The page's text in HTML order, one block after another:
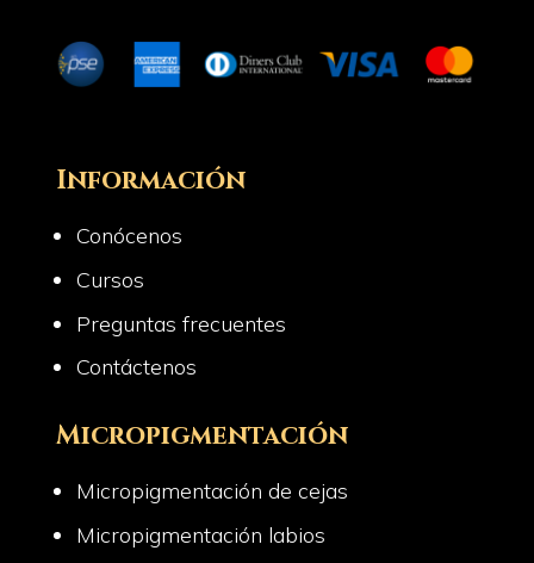
Información
Conócenos
Cursos
Preguntas frecuentes
Contáctenos
Micropigmentación
Micropigmentación de cejas
Micropigmentación labios